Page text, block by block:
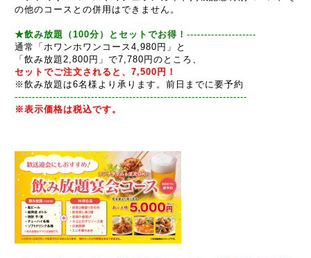
の他のコースとの併用はできません。
★飲み放題（100分）とセットでお得！ --------------------
通常「ホワンホワンコース4,980円」と
「飲み放題2,800円」で7,780円のところ、
セットでご注文されると、7,500円 ！
※飲み放題は6名様より承ります。前日までに要予約
-------------------------------------------------------------------
※表示価格は税込です。